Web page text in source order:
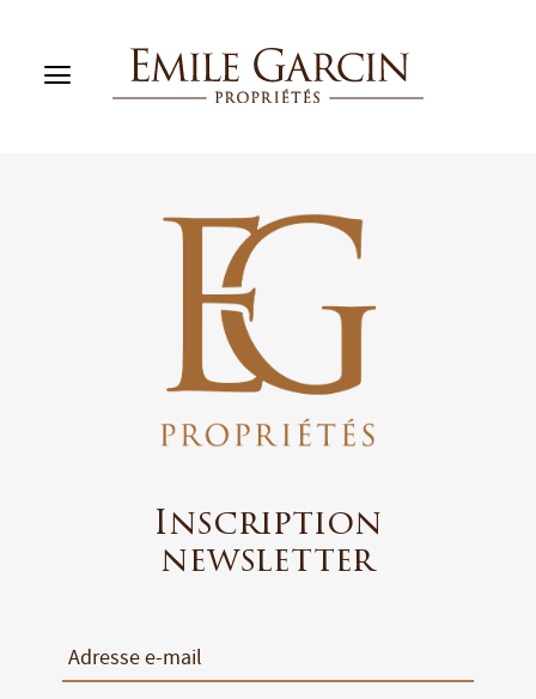
LOUER
GESTION LOCATIVE
NOTRE MAISON
MES FAVORIS (0)
ESTIMER MON BIEN
Inscription
newsletter